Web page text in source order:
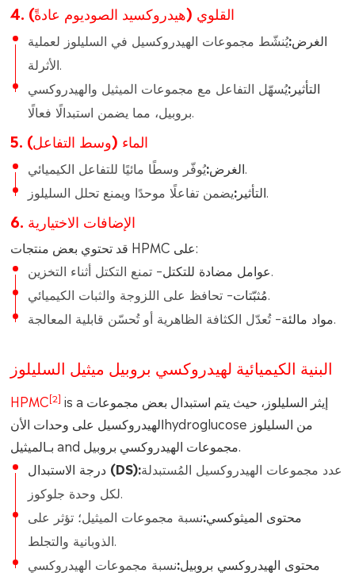
4. القلوي (هيدروكسيد الصوديوم عادةً)
الغرض:يُنشّط مجموعات الهيدروكسيل في السليلوز لعملية
الأثرلة.
التأثير:يُسهّل التفاعل مع مجموعات الميثيل والهيدروكسي
بروبيل، مما يضمن استبدالًا فعالًا.
5. الماء (وسط التفاعل)
الغرض:يُوفّر وسطًا مائيًا للتفاعل الكيميائي.
التأثير:يضمن تفاعلًا موحدًا ويمنع تحلل السليلوز.
6. الإضافات الاختيارية
قد تحتوي بعض منتجات HPMC على:
عوامل مضادة للتكتل– تمنع التكتل أثناء التخزين.
مُثبّتات– تحافظ على اللزوجة والثبات الكيميائي.
مواد مالئة– تُعدّل الكثافة الظاهرية أو تُحسّن قابلية المعالجة.
البنية الكيميائية لهيدروكسي بروبيل ميثيل السليلوز
HPMC[2] is a إيثر السليلوز ، حيث يتم استبدال بعض مجموعات
الهيدروكسيل على وحدات الأنhydroglucose من السليلوز
بـالميثيل and مجموعات الهيدروكسي بروبيل.
درجة الاستبدال (DS):عدد مجموعات الهيدروكسيل المُستبدلة
لكل وحدة جلوكوز.
محتوى الميثوكسي:نسبة مجموعات الميثيل؛ تؤثر على
الذوبانية والتجلط.
محتوى الهيدروكسي بروبيل:نسبة مجموعات الهيدروكسي